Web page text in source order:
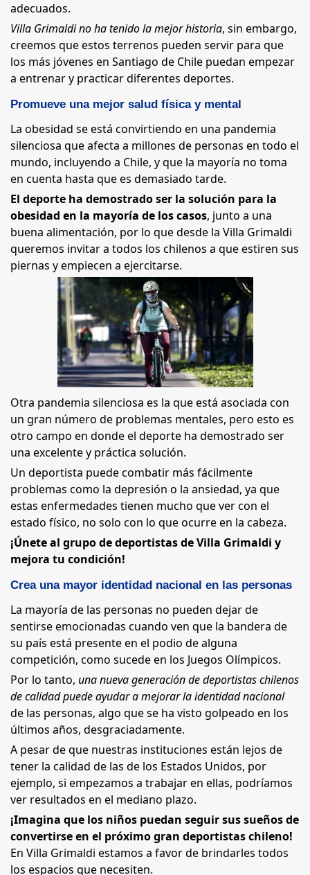
adecuados.
Villa Grimaldi no ha tenido la mejor historia, sin embargo,
creemos que estos terrenos pueden servir para que
los más jóvenes en Santiago de Chile puedan empezar
a entrenar y practicar diferentes deportes.
Promueve una mejor salud física y mental
La obesidad se está convirtiendo en una pandemia
silenciosa que afecta a millones de personas en todo el
mundo, incluyendo a Chile, y que la mayoría no toma
en cuenta hasta que es demasiado tarde.
El deporte ha demostrado ser la solución para la
obesidad en la mayoría de los casos, junto a una
buena alimentación, por lo que desde la Villa Grimaldi
queremos invitar a todos los chilenos a que estiren sus
piernas y empiecen a ejercitarse.
Otra pandemia silenciosa es la que está asociada con
un gran número de problemas mentales, pero esto es
otro campo en donde el deporte ha demostrado ser
una excelente y práctica solución.
Un deportista puede combatir más fácilmente
problemas como la depresión o la ansiedad, ya que
estas enfermedades tienen mucho que ver con el
estado físico, no solo con lo que ocurre en la cabeza.
¡Únete al grupo de deportistas de Villa Grimaldi y
mejora tu condición!
Crea una mayor identidad nacional en las personas
La mayoría de las personas no pueden dejar de
sentirse emocionadas cuando ven que la bandera de
su país está presente en el podio de alguna
competición, como sucede en los Juegos Olímpicos.
Por lo tanto, una nueva generación de deportistas chilenos
de calidad puede ayudar a mejorar la identidad nacional
de las personas, algo que se ha visto golpeado en los
últimos años, desgraciadamente.
A pesar de que nuestras instituciones están lejos de
tener la calidad de las de los Estados Unidos, por
ejemplo, si empezamos a trabajar en ellas, podríamos
ver resultados en el mediano plazo.
¡Imagina que los niños puedan seguir sus sueños de
convertirse en el próximo gran deportistas chileno!
En Villa Grimaldi estamos a favor de brindarles todos
los espacios que necesiten.